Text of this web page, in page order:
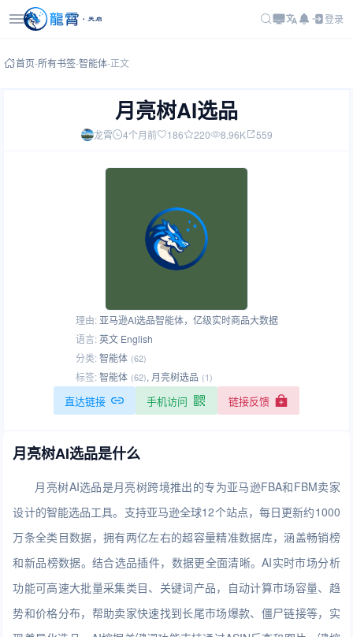
登录
首页-所有书签-智能体-正文
月亮树AI选品
龙霄 4个月前 186 220 8.96K 559
理由: 亚马逊AI选品智能体，亿级实时商品大数据
语言:英文 English
分类:智能体 (62)
标签:智能体 (62), 月亮树选品 (1)
直达链接 手机访问 链接反馈
月亮树AI选品是什么
月亮树AI选品是月亮树跨境推出的专为亚马逊FBA和FBM卖家
设计的智能选品工具。支持亚马逊全球12个站点，每日更新约1000
万条全类目数据，拥有两亿左右的超容量精准数据库，涵盖畅销榜
和新品榜数据。结合选品插件，数据更全面清晰。AI实时市场分析
功能可高速大批量采集类目、关键词产品，自动计算市场容量、趋
势和价格分布，帮助卖家快速找到长尾市场爆款、僵尸链接等，实